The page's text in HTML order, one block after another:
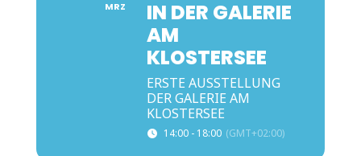
MRZ
IN DER GALERIE
AM
KLOSTERSEE
ERSTE AUSSTELLUNG
DER GALERIE AM
KLOSTERSEE
14:00 - 18:00 (GMT+02:00)